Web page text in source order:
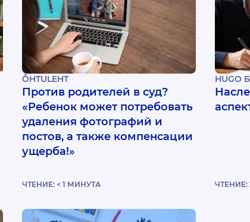
ÕHTULEHT
Против родителей в суд?
«Ребенок может потребовать
удаления фотографий и
постов, а также компенсации
ущерба!»
ЧТЕНИЕ: < 1 МИНУТА
HUGO
ЧТЕНИЕ: